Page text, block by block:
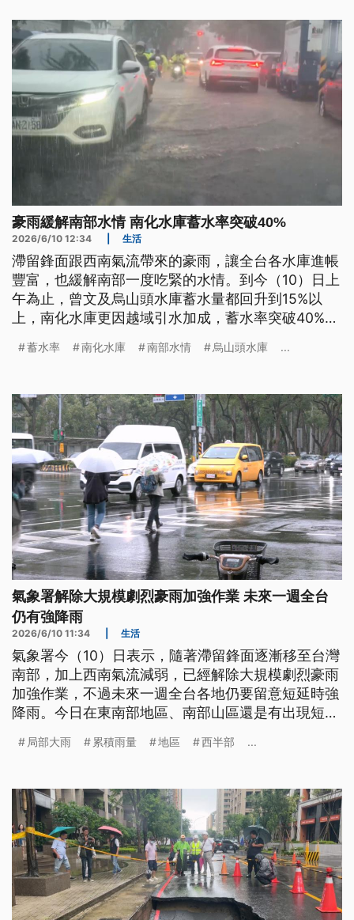
豪雨緩解南部水情 南化水庫蓄水率突破40%
2026/6/10 12:34 生活
滯留鋒面跟西南氣流帶來的豪雨，讓全台各水庫進帳
豐富，也緩解南部一度吃緊的水情。到今（10）日上
午為止，曾文及烏山頭水庫蓄水量都回升到15%以
上，南化水庫更因越域引水加成，蓄水率突破40%。
雨延續能讓曾文、烏山頭水庫蓄水率突破2成以上。
蓄水率 南化水庫 南部水情 烏山頭水庫 ...
氣象署解除大規模劇烈豪雨加強作業 未來一週全台
仍有強降雨
2026/6/10 11:34 生活
氣象署今（10）日表示，隨著滯留鋒面逐漸移至台灣
南部，加上西南氣流減弱，已經解除大規模劇烈豪雨
加強作業，不過未來一週全台各地仍要留意短延時強
降雨。今日在東南部地區、南部山區還是有出現短延
東半部山區也可能出現局部大雨。
局部大雨 累積雨量 地區 西半部 ...